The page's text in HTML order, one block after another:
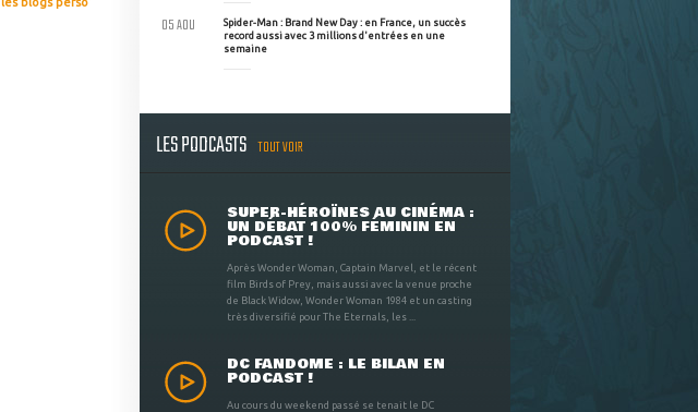
Spider-Man : Brand New Day : en France, un succès
record aussi avec 3 millions d'entrées en une
semaine
05 AOU
LES PODCASTS TOUT VOIR
SUPER-HÉROÏNES AU CINÉMA :
UN DÉBAT 100% FÉMININ EN
PODCAST !
Après Wonder Woman, Captain Marvel, et le récent
film Birds of Prey, mais aussi avec la venue proche
de Black Widow, Wonder Woman 1984 et un casting
très diversifié pour The Eternals, les ...
DC FANDOME : LE BILAN EN
PODCAST !
Au cours du weekend passé se tenait le DC